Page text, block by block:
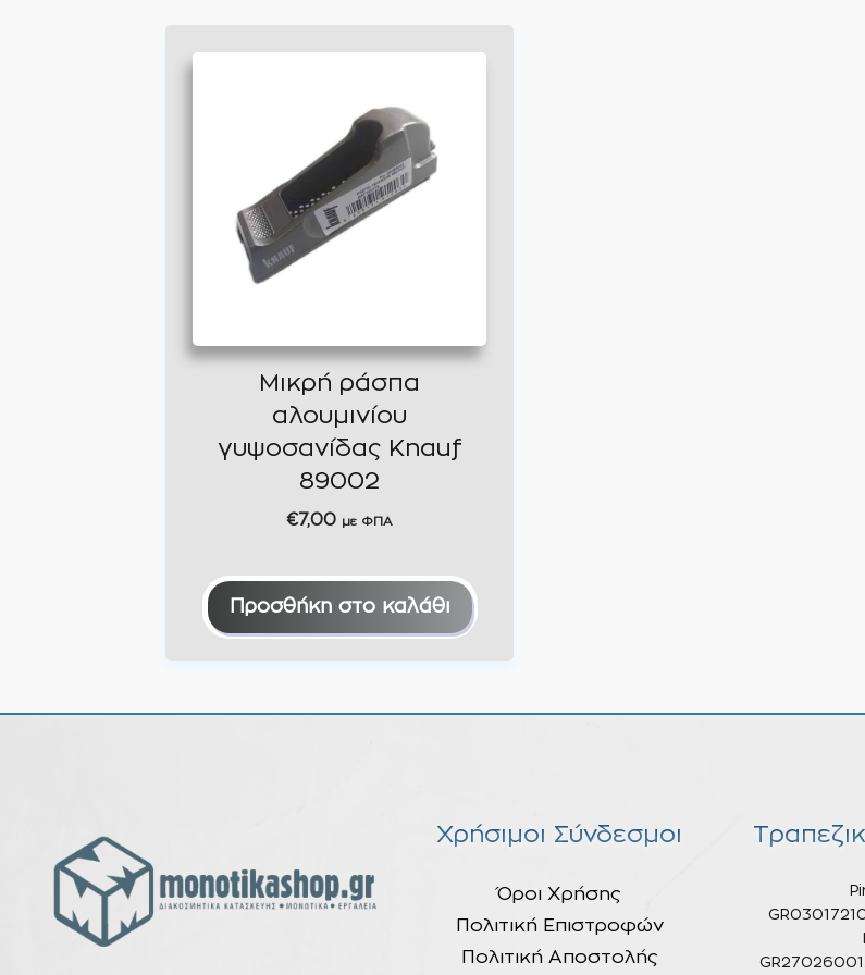
Μικρή ράσπα
αλουμινίου
γυψοσανίδας Knauf
89002
€7,00 με ΦΠΑ
Προσθήκη στο καλάθι
Χρήσιμοι Σύνδεσμοι
Όροι Χρήσης
Πολιτική Επιστροφών
Πολιτική Αποστολής